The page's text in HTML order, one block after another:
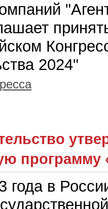
2024"
программу
года в